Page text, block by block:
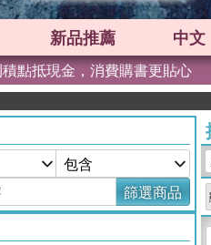
新品推薦 中文
點抵現金，消費購書更貼心
篩選商品